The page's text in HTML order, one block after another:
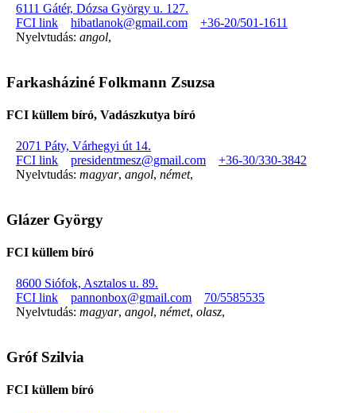
6111 Gátér, Dózsa György u. 127.
FCI link
hibatlanok@gmail.com
+36-20/501-1611
Nyelvtudás: angol,
Farkasháziné Folkmann Zsuzsa
FCI küllem bíró, Vadászkutya bíró
2071 Páty, Várhegyi út 14.
FCI link
presidentmesz@gmail.com
+36-30/330-3842
Nyelvtudás: magyar, angol, német,
Glázer György
FCI küllem bíró
8600 Siófok, Asztalos u. 89.
FCI link
pannonbox@gmail.com
70/5585535
Nyelvtudás: magyar, angol, német, olasz,
Gróf Szilvia
FCI küllem bíró